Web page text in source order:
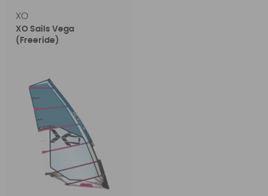
XO
XO Sails Vega
(Freeride)